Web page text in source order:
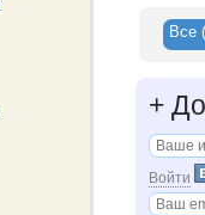
Все
+
Войти